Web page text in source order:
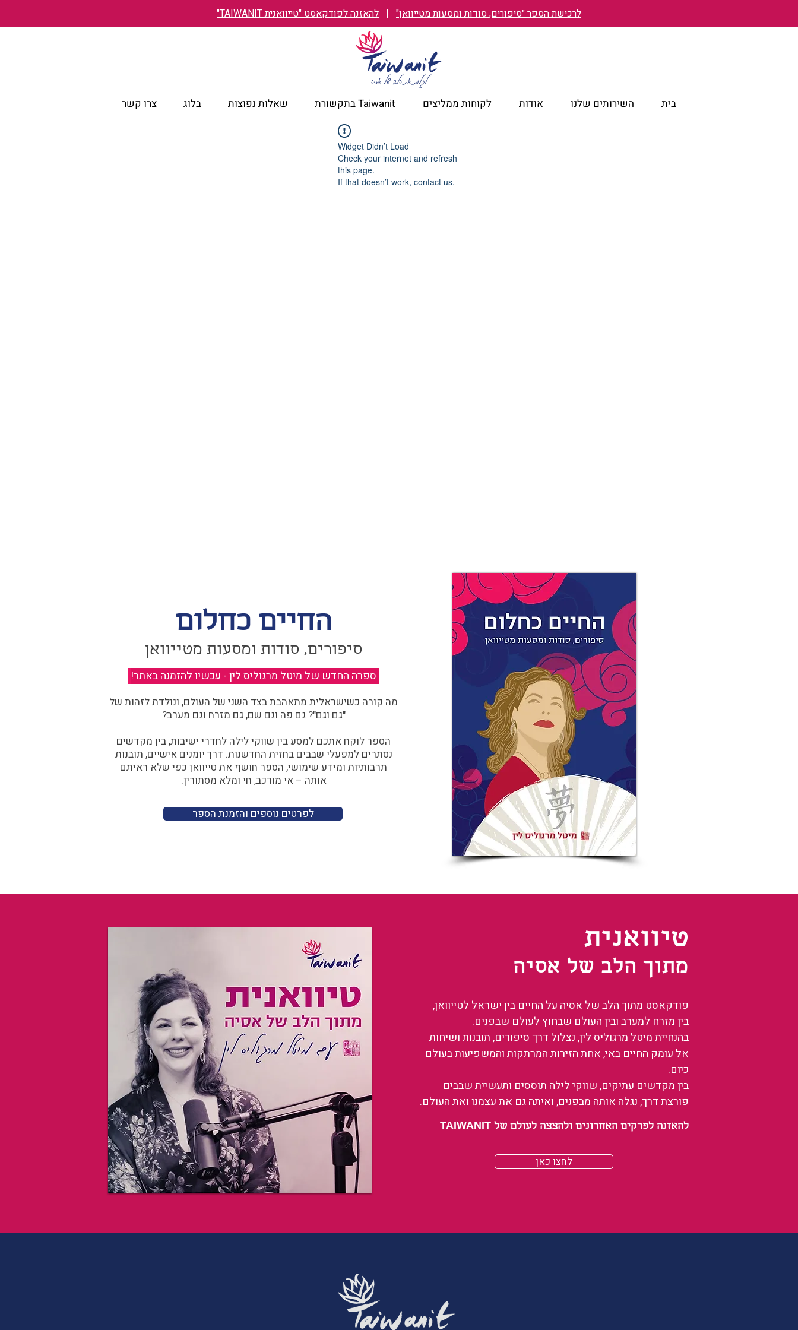
לרכישת הספר ״סיפורים, סודות ומסעות מטייוואן" | להאזנה לפודקאסט "טייוואנית TAIWANIT"
בית השירותים שלנו אודות לקוחות ממליצים Taiwanit בתקשורת שאלות נפוצות בלוג צרו קשר
Widget Didn’t Load
Check your internet and refresh
this page.
If that doesn’t work, contact us.
החיים כחלום
סיפורים, סודות ומסעות מטייוואן
ספרה החדש של מיטל מרגוליס לין - עכשיו להזמנה באתר!
מה קורה כשישראלית מתאהבת בצד השני של העולם, ונולדת לזהות של
"גם וגם"? גם פה וגם שם, גם מזרח וגם מערב?​​
הספר לוקח אתכם למסע בין שווקי לילה לחדרי ישיבות, בין מקדשים
נסתרים למפעלי שבבים בחזית החדשנות. דרך יומנים אישיים, תובנות
תרבותיות ומידע שימושי, הספר חושף את טייוואן כפי שלא ראיתם
אותה – אי מורכב, חי ומלא מסתורין.
לפרטים נוספים והזמנת הספר
טיוואנית
מתוך הלב של אסיה
פודקאסט מתוך הלב של אסיה על החיים בין ישראל לטייוואן,
בין מזרח למערב ובין העולם שבחוץ לעולם שבפנים.
בהנחיית מיטל מרגוליס לין, נצלול דרך סיפורים, תובנות ושיחות
אל עומק החיים באי, אחת הזירות המרתקות והמשפיעות בעולם
כיום.
בין מקדשים עתיקים, שווקי לילה תוססים ותעשיית שבבים
פורצת דרך, נגלה אותה מבפנים, ואיתה גם את עצמנו ואת העולם.
להאזנה לפרקים האחרונים ולהצצה לעולם של TAIWANIT
לחצו כאן